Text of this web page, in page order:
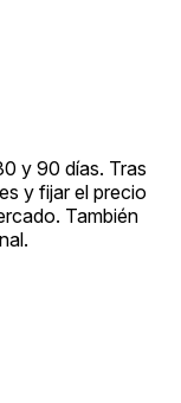
y 90 días. Tras
y fijar el precio
También